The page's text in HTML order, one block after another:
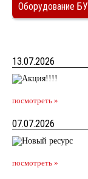
Оборудование БУ
13.07.2026
посмотреть »
07.07.2026
посмотреть »